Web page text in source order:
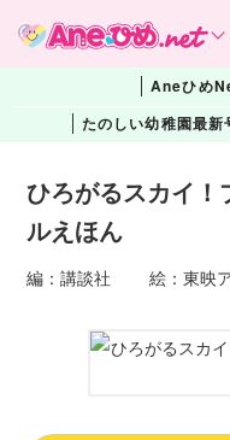
Aneひめ
たのしい幼稚園最新
ひろがるスカイ
ルえほん
編：講談社 絵：東映